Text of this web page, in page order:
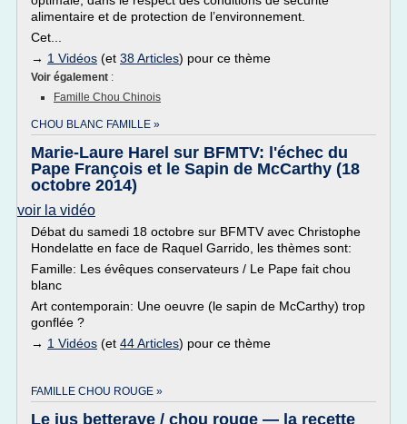
alimentaire et de protection de l’environnement.
Cet...
→ 1 Vidéos (et 38 Articles) pour ce thème
Voir également :
Famille Chou Chinois
CHOU BLANC FAMILLE »
Marie-Laure Harel sur BFMTV: l'échec du
Pape François et le Sapin de McCarthy (18
octobre 2014)
voir la vidéo
Débat du samedi 18 octobre sur BFMTV avec Christophe
Hondelatte en face de Raquel Garrido, les thèmes sont:
Famille: Les évêques conservateurs / Le Pape fait chou
blanc
Art contemporain: Une oeuvre (le sapin de McCarthy) trop
gonflée ?
→ 1 Vidéos (et 44 Articles) pour ce thème
FAMILLE CHOU ROUGE »
Le jus betterave / chou rouge — la recette